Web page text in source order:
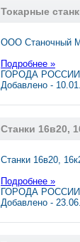
Токарные
ООО Станочный
Подробнее »
ГОРОДА
Добавлено -
Станки 16в20,
Станки 16в20,
Подробнее »
ГОРОДА
Добавлено -